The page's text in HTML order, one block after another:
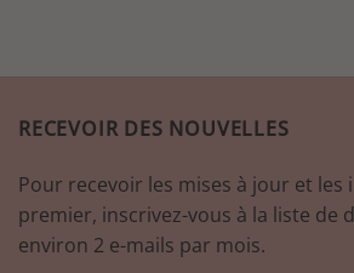
plusieurs
Les
peuvent
être
choisies
sur
RECEVOIR DES NOUVELLES
Pour recevoir les mises à jour et
premier, inscrivez-vous à la liste de
environ 2 e-mails par mois.